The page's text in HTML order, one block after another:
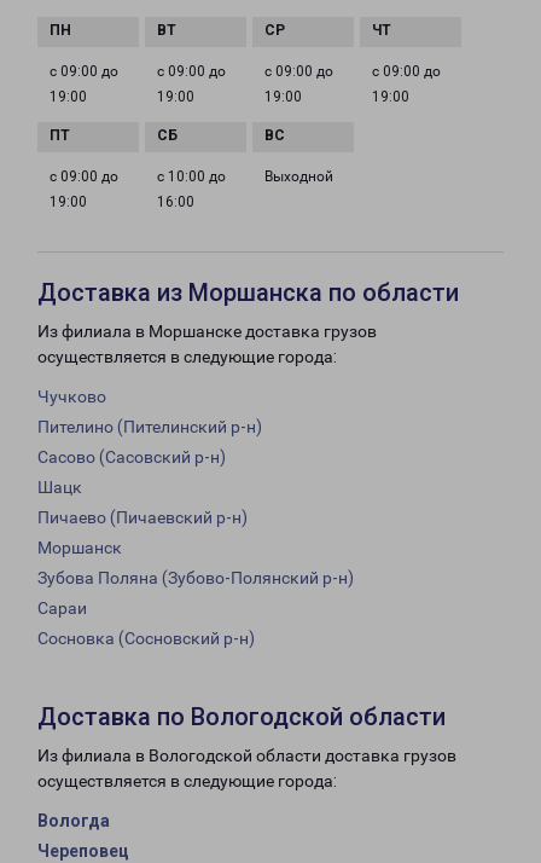
с 09:00 до
19:00
с 09:00 до
19:00
с 09:00 до
19:00
с 09:00 до
19:00
с 09:00 до
19:00
с 10:00 до
16:00
Выходной
Доставка из Моршанска по области
Из филиала в Моршанске доставка грузов
осуществляется в следующие города:
Чучково
Пителино (Пителинский р-н)
Сасово (Сасовский р-н)
Шацк
Пичаево (Пичаевский р-н)
Моршанск
Зубова Поляна (Зубово-Полянский р-н)
Сараи
Сосновка (Сосновский р-н)
Доставка по Вологодской области
Из филиала в Вологодской области доставка грузов
осуществляется в следующие города:
Вологда
Череповец